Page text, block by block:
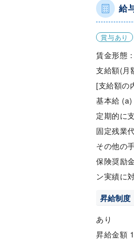
給
賞与あり
賃金形態
支給額(月
[支給額の
基本給 (a)
定期的に
固定残業
その他の
保険奨励
ン実績に
昇給制度
あり
昇給金額